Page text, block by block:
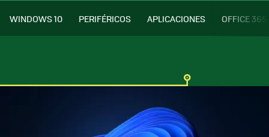
WINDOWS 10 PERIFÉRICOS APLICACIONES OFFICE 365